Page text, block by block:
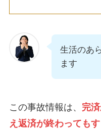
生活のあ
ます
この事故情報は、 完
え返済が終わっても